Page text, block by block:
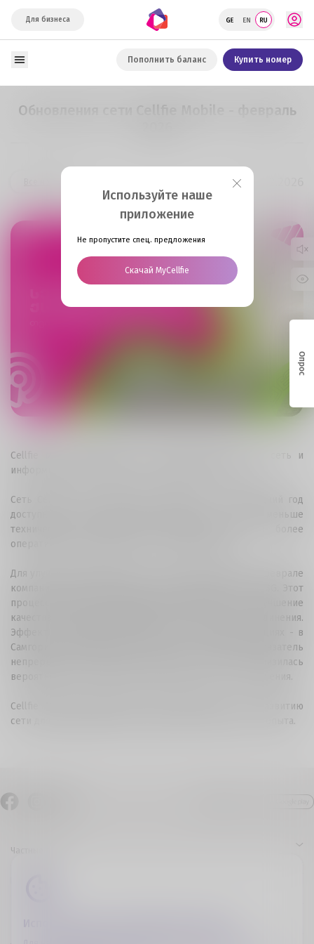
Для бизнеса
Пополнить баланс Купить номер
Обновления сети Cellfie Mobile - февраль
Cellfie Mobile продолжает совершенствовать свою сеть и
информировать абонентов о достигнутом прогрессе.
Сеть Cellfie стала ещё более надёжной - за последний год
доступность сети увеличилась на 28%, что означает меньше
технических сбоев, более стабильную связь и более
оперативное реагирование в случае неполадок.
Для улучшения ежедневного опыта пользователей в феврале
компания также провела частотное обновление сети 3G. Этот
процесс включает повышение стабильности сети, улучшение
качества звонков и минимизацию риска обрыва соединения.
Эффект обновления уже заметен в отдельных локациях - в
Самгори и муниципалитете Каспи, где средний показатель
непрерывности звонков улучшился на 0,26%, снизилась
вероятность сбоев и повысилась стабильность соединения.
Cellfie Mobile продолжает системную работу по развитию
сети для дальнейшего улучшения пользовательского опыта.
Частные лица
Используйте наше
приложение
Не пропустите спец. предложения
Скачай MyCellfie
Опрос